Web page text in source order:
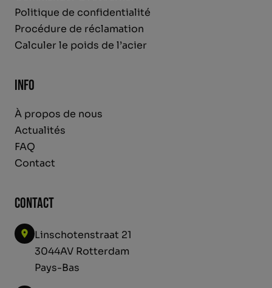
Politique de confidentialité
Procédure de réclamation
Calculer le poids de l’acier
Info
À propos de nous
Actualités
FAQ
Contact
Contact
Linschotenstraat 21
3044AV Rotterdam
Pays-Bas